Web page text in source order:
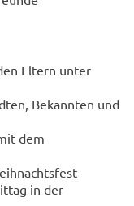
Eltern unter
Bekannten und
dem
in der